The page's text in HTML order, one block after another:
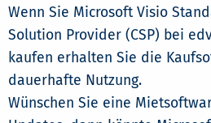
Wenn Sie Microsoft Visio
Solution Provider (CSP) bei
kaufen erhalten Sie die
dauerhafte Nutzung.
Wünschen Sie eine